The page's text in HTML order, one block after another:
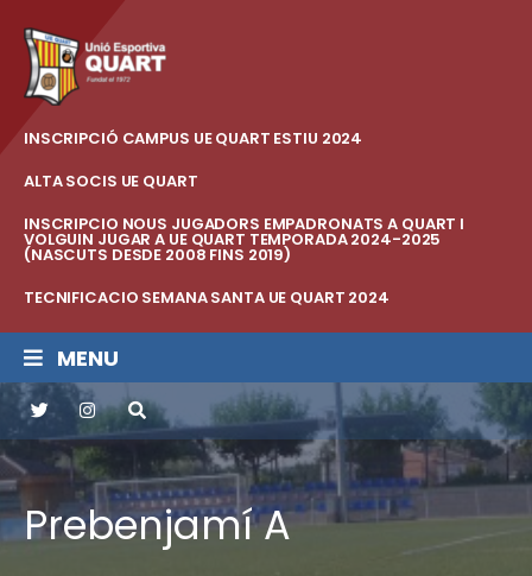
INSCRIPCIÓ CAMPUS UE QUART ESTIU 2024
ALTA SOCIS UE QUART
INSCRIPCIO NOUS JUGADORS EMPADRONATS A QUART I
VOLGUIN JUGAR A UE QUART TEMPORADA 2024-2025
(NASCUTS DESDE 2008 FINS 2019)
TECNIFICACIO SEMANA SANTA UE QUART 2024
MENU
Prebenjamí A